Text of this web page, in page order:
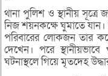
থানা পুলিশ ও স্থানীয় সূত্রে
নিজ শয়নকক্ষে ঘুমাতে
পরিবারের লোকজন তার
দেখেন। পরে
ঘটনাস্থলে গিয়ে মৃতদেহ